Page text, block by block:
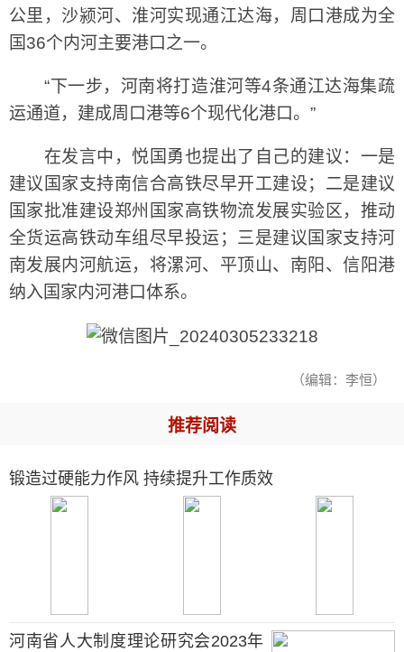
公里，沙颍河、淮河实现通江达海，周口港成为全
国36个内河主要港口之一。
“下一步，河南将打造淮河等4条通江达海集疏
运通道，建成周口港等6个现代化港口。”
在发言中，悦国勇也提出了自己的建议：一是
建议国家支持南信合高铁尽早开工建设；二是建议
国家批准建设郑州国家高铁物流发展实验区，推动
全货运高铁动车组尽早投运；三是建议国家支持河
南发展内河航运，将漯河、平顶山、南阳、信阳港
纳入国家内河港口体系。
（编辑：李恒）
推荐阅读
锻造过硬能力作风 持续提升工作质效
河南省人大制度理论研究会2023年